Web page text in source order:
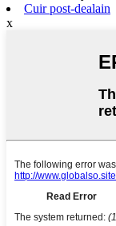
Cuir post-dealain
x